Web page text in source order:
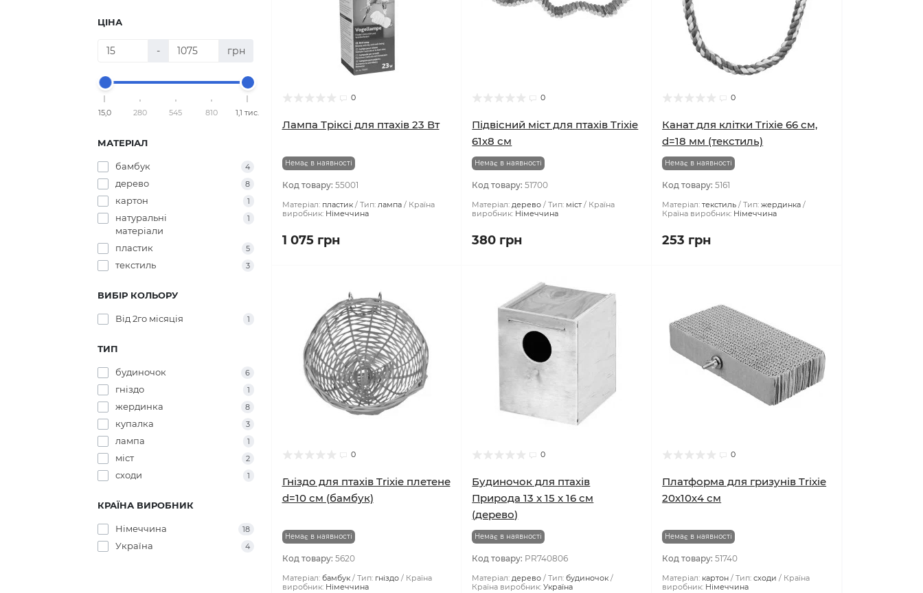
ЦІНА
- грн
15,0 280 545 810 1,1 тис.
МАТЕРІАЛ
бамбук 4
дерево 8
картон 1
натуральні
матеріали
1
пластик 5
текстиль 3
ВИБІР КОЛЬОРУ
Від 2го місяція 1
ТИП
будиночок 6
гніздо 1
жердинка 8
купалка 3
лампа 1
міст 2
сходи 1
КРАЇНА ВИРОБНИК
Німеччина 18
Україна 4
0
Лампа Тріксі для птахів 23 Вт
Немає в наявності
Код товару: 55001
Матеріал: пластик Тип: лампа
Країна
виробник: Німеччина
1 075 грн
0
Підвісний міст для птахів Trixie
61х8 см
Немає в наявності
Код товару:51700
Матеріал: дерево Тип: міст
Країна
виробник: Німеччина
380 грн
0
Канат для клітки Trixie 66 см,
d=18 мм (текстиль)
Немає в наявності
Код товару:5161
Матеріал: текстиль Тип: жердинка
Країна виробник: Німеччина
253 грн
0
Гніздо для птахів Trixie плетене
d=10 см (бамбук)
Немає в наявності
Код товару: 5620
Матеріал: бамбук Тип: гніздо
Країна
виробник: Німеччина
0
Будиночок для птахів
Природа 13 x 15 x 16 см
(дерево)
Немає в наявності
Код товару: PR740806
Матеріал: дерево Тип: будиночок
Країна виробник: Україна
0
Платформа для гризунів Trixie
20х10х4 см
Немає в наявності
Код товару:51740
Матеріал: картон Тип: сходи
Країна
виробник: Німеччина